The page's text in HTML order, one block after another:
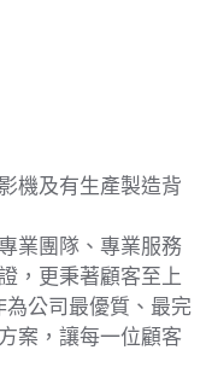
機及有生產製造背
業團隊、專業服務
，更秉著顧客至上
為公司最優質、最完
案，讓每一位顧客